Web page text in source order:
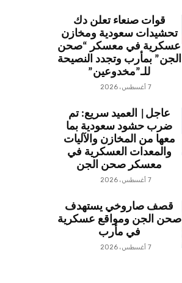
قوات صنعاء تعلن دك
تحشيدات سعودية ومخازن
عسكرية في معسكر “صحن
الجن” بمأرب وتجدد النصيحة
للـ”مخدوعين”
7 أغسطس، 2026
عاجل| العميد سريع: تم
ضرب حشود سعودية بما
معها من المخازن والآليات
والمعدات العسكرية في
معسكر صحن الجن
7 أغسطس، 2026
قصف صاروخي يستهدف
صحن الجن ومواقع عسكرية
في مأرب
7 أغسطس، 2026